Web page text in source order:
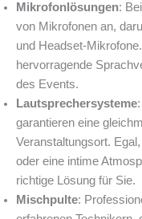
Mikrofonlösungen: Bei
von Mikrofonen an,
und Headset-
hervorragende
des Events.
Lautsprechersysteme
garantieren eine
Veranstaltungsort.
oder eine intime
richtige Lösung für Sie.
Mischpulte: